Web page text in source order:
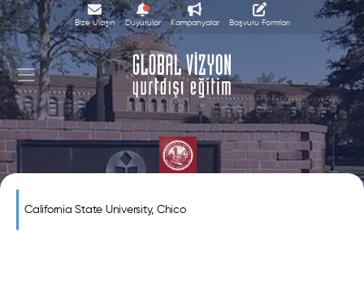
Bize Ulaşın Duyurular Kampanyalar Başvuru Formları
California State University, Chico